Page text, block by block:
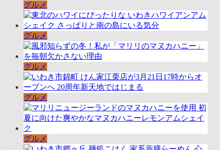
グルメ
グルメ
グルメ
グルメ
グルメ